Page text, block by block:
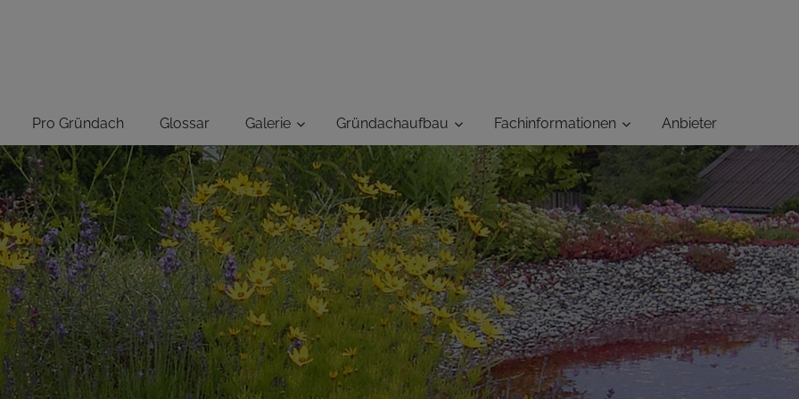
Pro Gründach Glossar Galerie Gründachaufbau Fachinformationen Anbieter